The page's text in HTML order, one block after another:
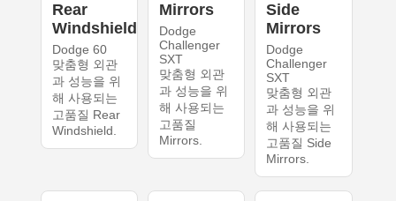
Rear
Windshield
Dodge 60
맞춤형 외관
과 성능을 위
해 사용되는
고품질 Rear
Windshield.
Mirrors
Dodge
Challenger
SXT
맞춤형 외관
과 성능을 위
해 사용되는
고품질
Mirrors.
Side
Mirrors
Dodge
Challenger
SXT
맞춤형 외관
과 성능을 위
해 사용되는
고품질 Side
Mirrors.